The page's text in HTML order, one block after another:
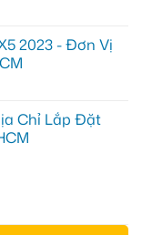
2023 - Đơn Vị
Chỉ Lắp Đặt